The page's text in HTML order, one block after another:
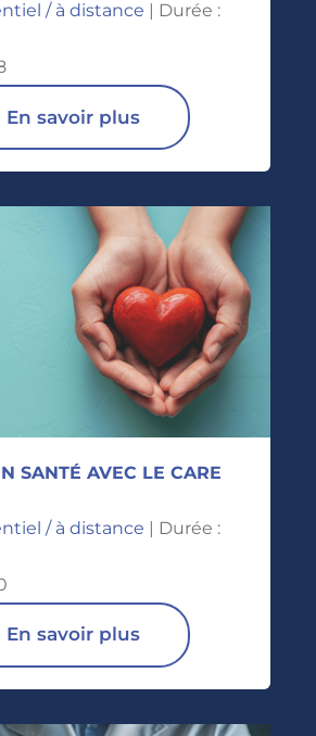
/ à distance | Durée :
En savoir plus
SANTÉ AVEC LE CARE
/ à distance | Durée :
En savoir plus